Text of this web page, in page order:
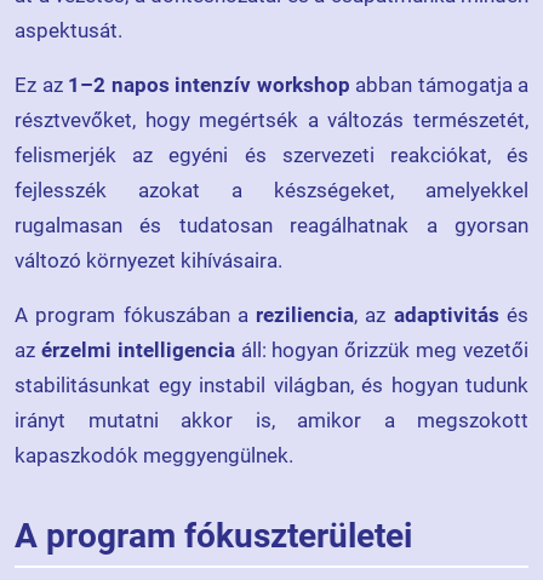
aspektusát.
Ez az 1–2 napos intenzív workshop abban támogatja a
résztvevőket, hogy megértsék a változás természetét,
felismerjék az egyéni és szervezeti reakciókat, és
fejlesszék azokat a készségeket, amelyekkel
rugalmasan és tudatosan reagálhatnak a gyorsan
változó környezet kihívásaira.
A program fókuszában a reziliencia, az adaptivitás és
az érzelmi intelligenciaáll: hogyan őrizzük meg vezetői
stabilitásunkat egy instabil világban, és hogyan tudunk
irányt mutatni akkor is, amikor a megszokott
kapaszkodók meggyengülnek.
A program fókuszterületei